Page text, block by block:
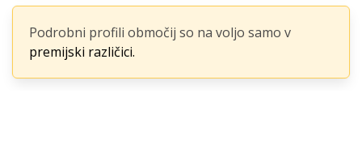
Podrobni profili območij so na voljo samo v
premijski različici.